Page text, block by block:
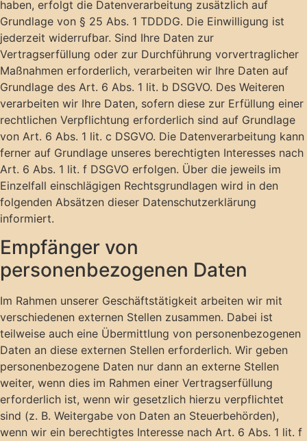
haben, erfolgt die Datenverarbeitung zusätzlich auf
Grundlage von § 25 Abs. 1 TDDDG. Die Einwilligung ist
jederzeit widerrufbar. Sind Ihre Daten zur
Vertragserfüllung oder zur Durchführung vorvertraglicher
Maßnahmen erforderlich, verarbeiten wir Ihre Daten auf
Grundlage des Art. 6 Abs. 1 lit. b DSGVO. Des Weiteren
verarbeiten wir Ihre Daten, sofern diese zur Erfüllung einer
rechtlichen Verpflichtung erforderlich sind auf Grundlage
von Art. 6 Abs. 1 lit. c DSGVO. Die Datenverarbeitung kann
ferner auf Grundlage unseres berechtigten Interesses nach
Art. 6 Abs. 1 lit. f DSGVO erfolgen. Über die jeweils im
Einzelfall einschlägigen Rechtsgrundlagen wird in den
folgenden Absätzen dieser Datenschutzerklärung
informiert.
Empfänger von
personenbezogenen Daten
Im Rahmen unserer Geschäftstätigkeit arbeiten wir mit
verschiedenen externen Stellen zusammen. Dabei ist
teilweise auch eine Übermittlung von personenbezogenen
Daten an diese externen Stellen erforderlich. Wir geben
personenbezogene Daten nur dann an externe Stellen
weiter, wenn dies im Rahmen einer Vertragserfüllung
erforderlich ist, wenn wir gesetzlich hierzu verpflichtet
sind (z. B. Weitergabe von Daten an Steuerbehörden),
wenn wir ein berechtigtes Interesse nach Art. 6 Abs. 1 lit. f